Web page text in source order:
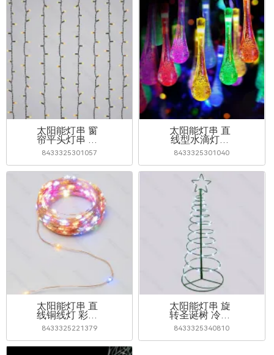
太阳能灯串 窗
帘平头灯串 暖
白 3m+1m*1m
IP65室外专用
10挂
8433325301057
太阳能灯串 直
线型水滴灯串
RGBY 2m+10m
IP65室外专用
8433325301040
太阳能灯串 直
线铜线灯 彩光
2m+30m IP65
8433325221379
太阳能灯串 旋
转圣诞树 冷白
2m+0.75m IP65
室外专用
8433325340810